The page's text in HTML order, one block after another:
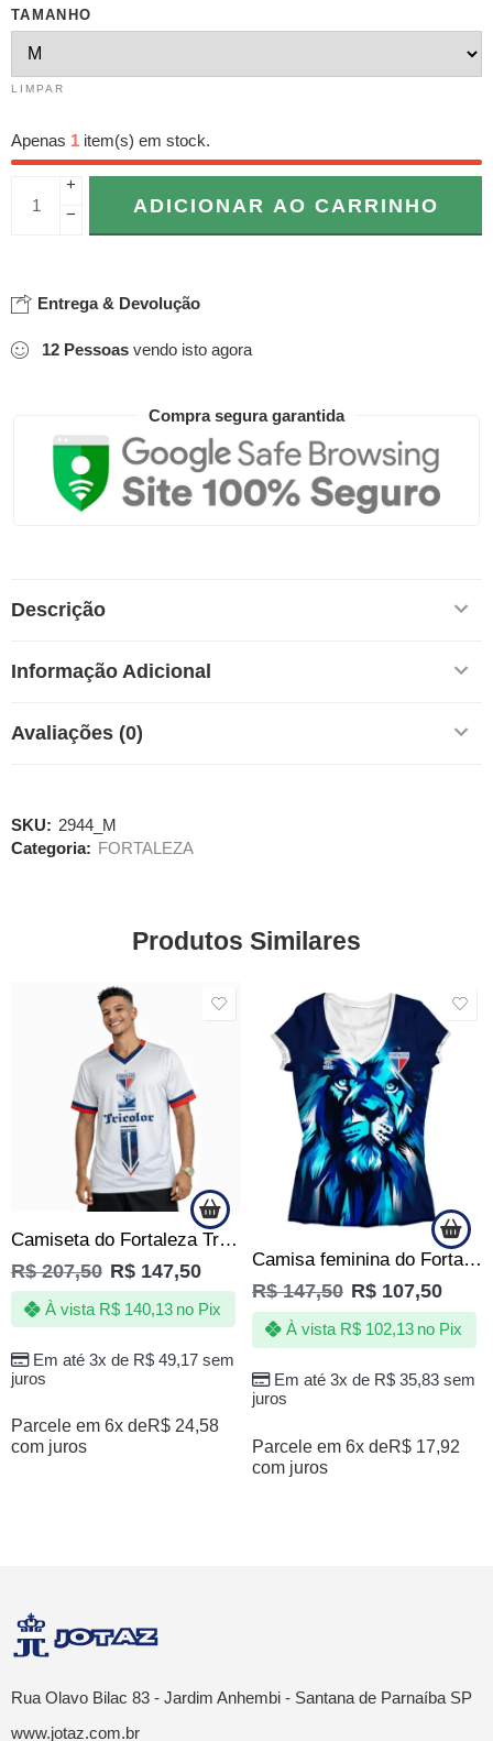
TAMANHO
LIMPAR
Apenas 1 item(s) em stock.
+
−
ADICIONAR AO CARRINHO
Entrega & Devolução
12 Pessoas vendo isto agora
Compra segura garantida
Descrição
Informação Adicional
Avaliações (0)
SKU: 2944_M
Categoria: FORTALEZA
Produtos Similares
Camiseta do Fortaleza Tricolor de Aço Branca Masculina Oficial
R$207,50 R$ 147,50
Em até 3x de R$49,17sem
juros
À vista R$140,13 no Pix
Parcele em 6x deR$ 24,58
com juros
Camisa feminina do Fortaleza – Jotaz – Leão Celeste
R$147,50 R$ 107,50
Em até 3x de R$35,83sem
juros
À vista R$102,13 no Pix
Parcele em 6x deR$ 17,92
com juros
Rua Olavo Bilac 83 - Jardim Anhembi - Santana de Parnaíba SP
www.jotaz.com.br